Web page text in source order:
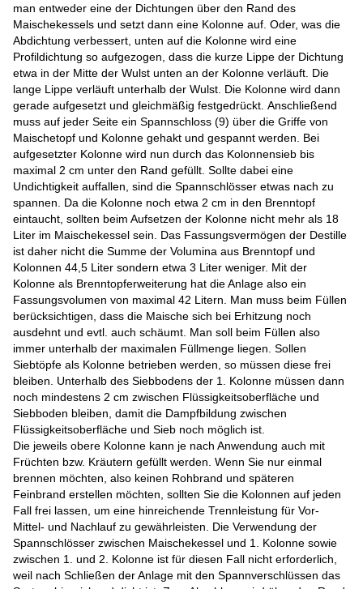
man entweder eine der Dichtungen über den Rand des
Maischekessels und setzt dann eine Kolonne auf. Oder, was die
Abdichtung verbessert, unten auf die Kolonne wird eine
Profildichtung so aufgezogen, dass die kurze Lippe der Dichtung
etwa in der Mitte der Wulst unten an der Kolonne verläuft. Die
lange Lippe verläuft unterhalb der Wulst. Die Kolonne wird dann
gerade aufgesetzt und gleichmäßig festgedrückt. Anschließend
muss auf jeder Seite ein Spannschloss (9) über die Griffe von
Maischetopf und Kolonne gehakt und gespannt werden. Bei
aufgesetzter Kolonne wird nun durch das Kolonnensieb bis
maximal 2 cm unter den Rand gefüllt. Sollte dabei eine
Undichtigkeit auffallen, sind die Spannschlösser etwas nach zu
spannen. Da die Kolonne noch etwa 2 cm in den Brenntopf
eintaucht, sollten beim Aufsetzen der Kolonne nicht mehr als 18
Liter im Maischekessel sein. Das Fassungsvermögen der Destille
ist daher nicht die Summe der Volumina aus Brenntopf und
Kolonnen 44,5 Liter sondern etwa 3 Liter weniger. Mit der
Kolonne als Brenntopferweiterung hat die Anlage also ein
Fassungsvolumen von maximal 42 Litern. Man muss beim Füllen
berücksichtigen, dass die Maische sich bei Erhitzung noch
ausdehnt und evtl. auch schäumt. Man soll beim Füllen also
immer unterhalb der maximalen Füllmenge liegen. Sollen
Siebtöpfe als Kolonne betrieben werden, so müssen diese frei
bleiben. Unterhalb des Siebbodens der 1. Kolonne müssen dann
noch mindestens 2 cm zwischen Flüssigkeitsoberfläche und
Siebboden bleiben, damit die Dampfbildung zwischen
Flüssigkeitsoberfläche und Sieb noch möglich ist.
Die jeweils obere Kolonne kann je nach Anwendung auch mit
Früchten bzw. Kräutern gefüllt werden. Wenn Sie nur einmal
brennen möchten, also keinen Rohbrand und späteren
Feinbrand erstellen möchten, sollten Sie die Kolonnen auf jeden
Fall frei lassen, um eine hinreichende Trennleistung für Vor-
Mittel- und Nachlauf zu gewährleisten. Die Verwendung der
Spannschlösser zwischen Maischekessel und 1. Kolonne sowie
zwischen 1. und 2. Kolonne ist für diesen Fall nicht erforderlich,
weil nach Schließen der Anlage mit den Spannverschlüssen das